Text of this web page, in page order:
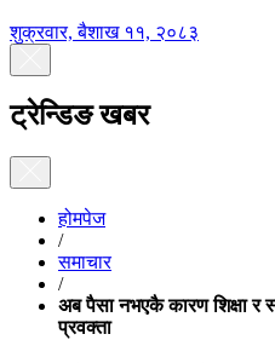
शुक्रवार, बैशाख ११, २०८३
ट्रेन्डिङ खबर
होमपेज
/
समाचार
/
अब पैसा नभएकै कारण शिक्षा र
प्रवक्ता